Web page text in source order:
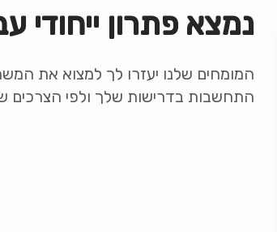
נמצא פתרון ייחודי
המומחים שלנו יעזרו לך למצוא את
התחשבות בדרישות שלך ולפי הצרכים